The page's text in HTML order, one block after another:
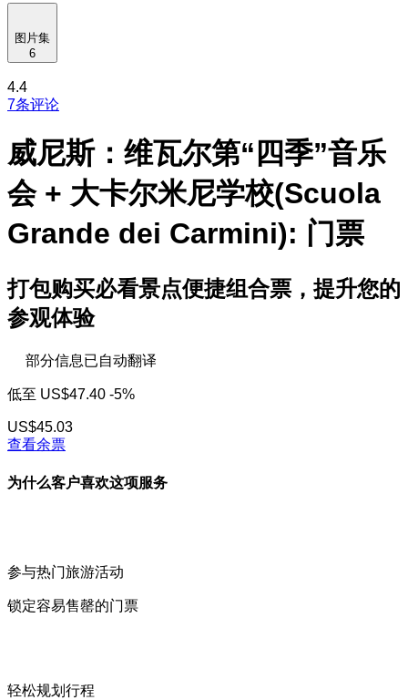
图片集
6
4.4
7条评论
威尼斯：维瓦尔第“四季”音乐
会 + 大卡尔米尼学校(Scuola
Grande dei Carmini): 门票
打包购买必看景点便捷组合票，提升您的
参观体验
部分信息已自动翻译
低至 US$47.40 -5%
US$45.03
查看余票
为什么客户喜欢这项服务
参与热门旅游活动
锁定容易售罄的门票
轻松规划行程